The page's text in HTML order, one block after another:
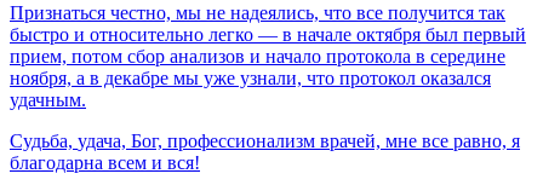
Признаться честно, мы не надеялись, что все получится так
быстро и относительно легко — в начале октября был первый
прием, потом сбор анализов и начало протокола в середине
ноября, а в декабре мы уже узнали, что протокол оказался
удачным.
Судьба, удача, Бог, профессионализм врачей, мне все равно, я
благодарна всем и вся!